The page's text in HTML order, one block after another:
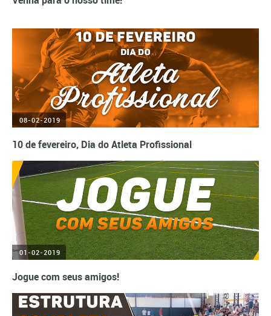
08-02-2019
10 de fevereiro, Dia do Atleta Profissional
01-02-2019
Jogue com seus amigos!